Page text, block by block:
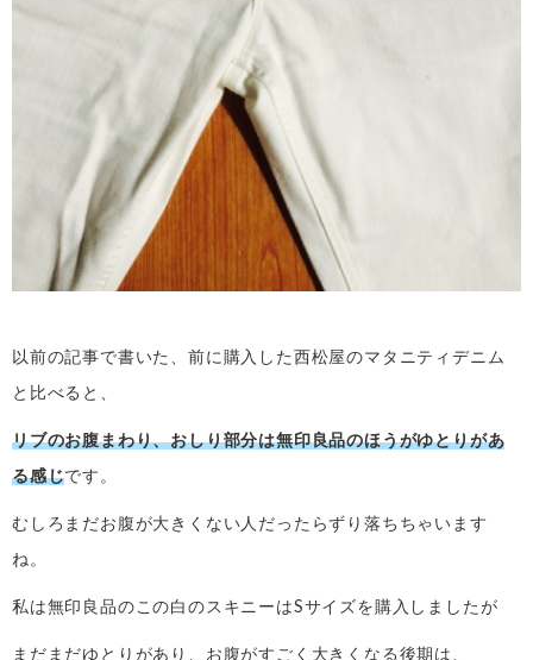
以前の記事で書いた、前に購入した西松屋のマタニティデニム
と比べると、
リブのお腹まわり、おしり部分は無印良品のほうがゆとりがあ
る感じです。
むしろまだお腹が大きくない人だったらずり落ちちゃいます
ね。
私は無印良品のこの白のスキニーはSサイズを購入しましたが
まだまだゆとりがあり、お腹がすごく大きくなる後期は、